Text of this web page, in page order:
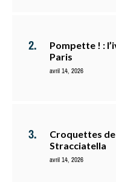
Pompette ! :
Paris
avril 14, 2026
Croquettes de
Stracciatella
avril 14, 2026